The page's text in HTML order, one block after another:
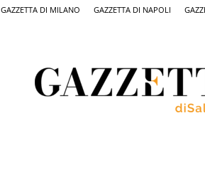
GAZZETTA DI MILANO GAZZETTA DI NAPOLI
Salerno,
il
quotidiano